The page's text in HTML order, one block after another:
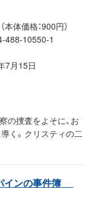
本体価格：900円）
488-10550-1
7月15日
の捜査をよそに、お
く。クリスティの二
インの事件簿